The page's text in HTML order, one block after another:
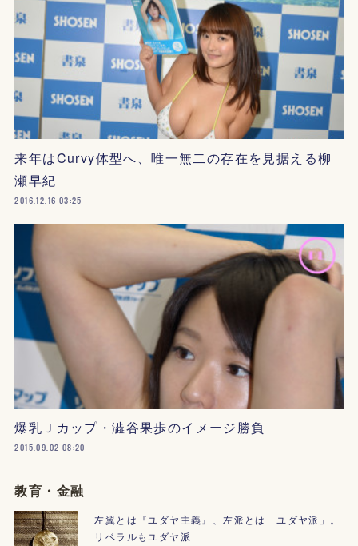
来年はCurvy体型へ、唯一無二の存在を見据える柳
瀬早紀
2016.12.16 03:25
爆乳Ｊカップ・澁谷果歩のイメージ勝負
2015.09.02 08:20
教育・金融
左翼とは『ユダヤ主義』、左派とは「ユダヤ派」。
リベラルもユダヤ派